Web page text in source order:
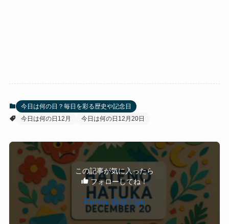
今日は何の日？毎日を彩る歴史や記念日
今日は何の日12月
今日は何の日12月20日
この記事が気に入ったら
フォローしてね！
Follow @@10yu